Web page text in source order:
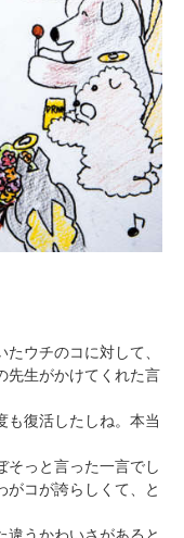
ウチのコに対して、
先生がかけてくれた言
も復活したしね。本当
そっと言った一言でし
がコが誇らしくて、と